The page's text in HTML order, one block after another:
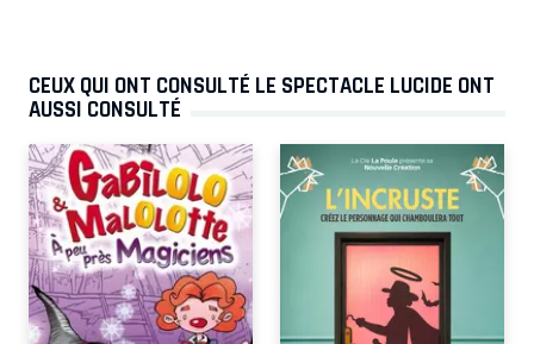
CEUX QUI ONT CONSULTÉ LE SPECTACLE LUCIDE ONT
AUSSI CONSULTÉ